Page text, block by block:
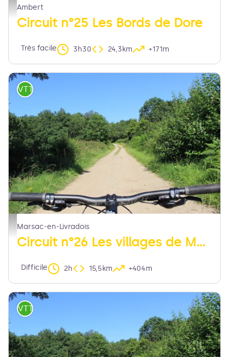
chemin - MDT LF
Ambert
Circuit n°25 Les Bords de Dore
Très facile 3h30 24,3km +171m
chemin - MDT LF
VTT
Marsac-en-Livradois
Circuit n°26 Les villages de Marsac
Difficile 2h 15,5km +404m
VTT